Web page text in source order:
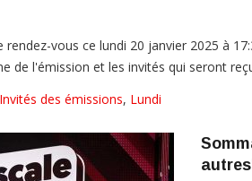
rendez-vous ce lundi 20 janvier 2025 à
de l'émission et les invités qui seront
Invités des émissions, Lundi